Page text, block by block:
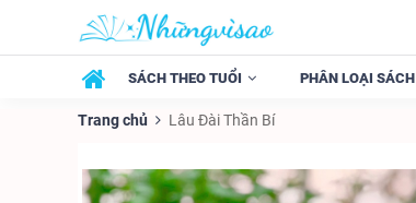
SÁCH THEO TUỔI PHÂN LOẠI SÁCH
Trang chủ Lâu Đài Thần Bí